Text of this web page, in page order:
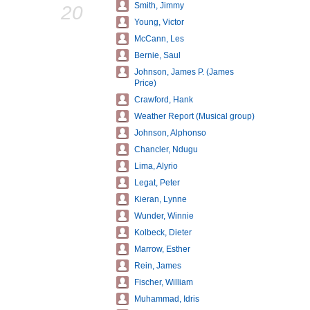
20
Smith, Jimmy
Young, Victor
McCann, Les
Bernie, Saul
Johnson, James P. (James
Price)
Crawford, Hank
Weather Report (Musical group)
Johnson, Alphonso
Chancler, Ndugu
Lima, Alyrio
Legat, Peter
Kieran, Lynne
Wunder, Winnie
Kolbeck, Dieter
Marrow, Esther
Rein, James
Fischer, William
Muhammad, Idris